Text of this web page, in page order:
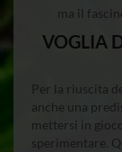
ma il
VOGLIA
Per la riuscita
anche una
mettersi in
sperimentare.